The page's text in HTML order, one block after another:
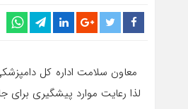
معاون سلامت اداره کل
لذا رعایت موارد پیشگیری برای